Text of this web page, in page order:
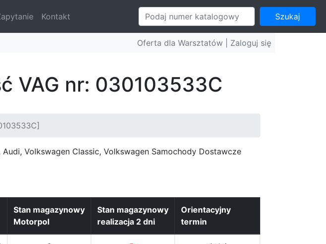
Kontakt Szukaj
Oferta dla Warsztatów | Zaloguj się
VAG nr: 030103533C
Audi, Volkswagen Classic, Volkswagen Samochody Dostawcze
Stan magazynowy
Motorpol
Stan magazynowy
realizacja 2 dni
Orientacyjny
termin